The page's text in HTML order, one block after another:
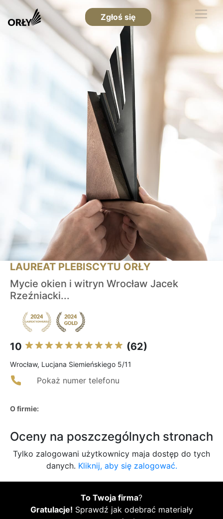
Zgłoś się
LAUREAT PLEBISCYTU ORŁY
Mycie okien i witryn Wrocław Jacek
Rzeźniacki...
10 (62)
Wrocław, Lucjana Siemieńskiego 5/11
Pokaż numer telefonu
O firmie:
Oceny na poszczególnych stronach
Tylko zalogowani użytkownicy maja dostęp do tych
danych. Kliknij, aby się zalogować.
To Twoja firma?
Gratulacje! Sprawdź jak odebrać materiały